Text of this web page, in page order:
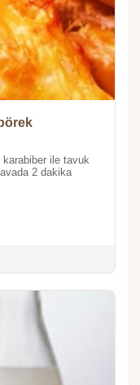
karabiber ile tavuk
2 dakika